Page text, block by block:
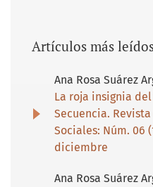
Artículos más
Ana Rosa Suárez
La roja insignia
Secuencia.
Sociales: Núm. 06
diciembre
Ana Rosa Suárez